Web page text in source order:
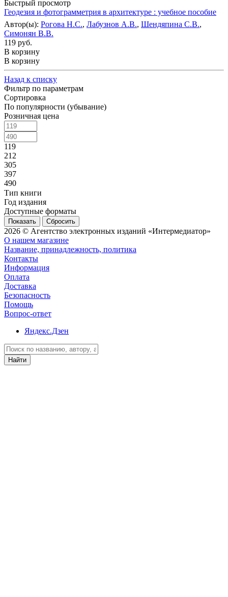
Быстрый просмотр
Геодезия и фотограмметрия в архитектуре : учебное пособие
Автор(ы): Рогова Н.С., Лабузнов А.В., Шендяпина С.В.,
Симонян В.В.
119 руб.
В корзину
В корзину
Назад к списку
Фильтр по параметрам
Сортировка
По популярности (убывание)
Розничная цена
119
212
305
397
490
Тип книги
Год издания
Доступные форматы
Сбросить
2026 © Агентство электронных изданий «Интермедиатор»
О нашем магазине
Название, принадлежность, политика
Контакты
Информация
Оплата
Доставка
Безопасность
Помощь
Вопрос-ответ
Яндекс.Дзен
Найти